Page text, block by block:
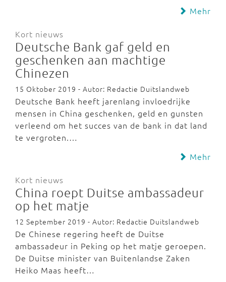
Mehr
Kort nieuws
Deutsche Bank gaf geld en
geschenken aan machtige
Chinezen
15 Oktober 2019 - Autor: Redactie Duitslandweb
Deutsche Bank heeft jarenlang invloedrijke
mensen in China geschenken, geld en gunsten
verleend om het succes van de bank in dat land
te vergroten.…
Mehr
Kort nieuws
China roept Duitse ambassadeur
op het matje
12 September 2019 - Autor: Redactie Duitslandweb
De Chinese regering heeft de Duitse
ambassadeur in Peking op het matje geroepen.
De Duitse minister van Buitenlandse Zaken
Heiko Maas heeft…